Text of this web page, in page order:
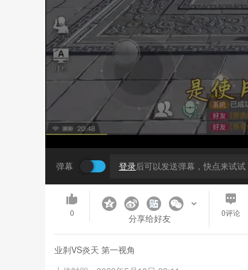
弹幕 登录后可以发送弹幕，快点来试试
0 分享给好友 0评论
业刹VS炎天 第一视角